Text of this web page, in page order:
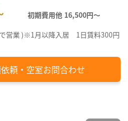
初期費用他 16,500円〜
営業 )※1月以降入居 1日賃料300円
頼・空室お問合わせ